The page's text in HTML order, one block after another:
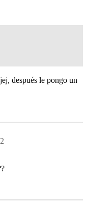
después le pongo un